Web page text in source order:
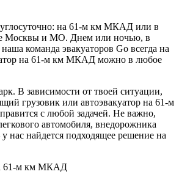
на 61-м км МКАД или в
Москвы и МО. Днем или ночью, в
команда эвакуаторов Go всегда на
на 61-м км МКАД можно в любое
В зависимости от твоей ситуации,
грузовик или автоэвакуатор на 61-м
с любой задачей. Не важно,
автомобиля, внедорожника
нас найдется подходящее решение на